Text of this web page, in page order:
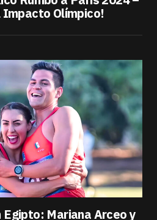
Olímpico!
Egipto: Mariana Arceo y